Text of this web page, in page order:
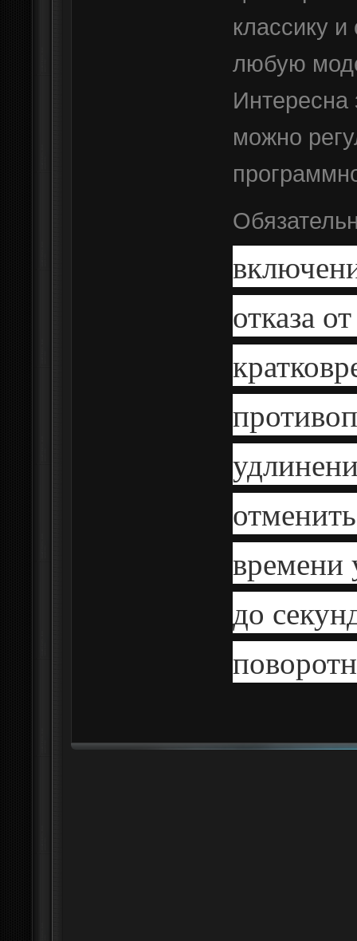
классику
любую
Интересна
можно
отказа
времени
до